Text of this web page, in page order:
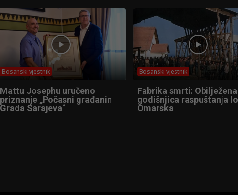
Bosanski vjestnik
Mattu Josephu uručeno
priznanje „Počasni građanin
Grada Sarajeva“
Bosanski vjestnik
Fabrika smrti:
godišnjica raspuštanja
Omarska